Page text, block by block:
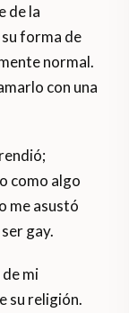
de la
forma de
normal.
con una
como algo
me asustó
gay.
mi
su religión.